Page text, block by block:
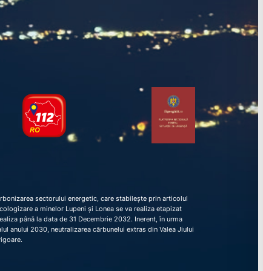
sectorului energetic, care stabilește prin articolul
a minelor Lupeni și Lonea se va realiza etapizat
până la data de 31 Decembrie 2032. Inerent, în urma
anului 2030, neutralizarea cărbunelui extras din Valea Jiului